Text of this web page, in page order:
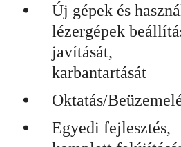
Új gépek és
lézergépek
javítását,
karbantartását
Oktatás/
Egyedi fejlesztés,